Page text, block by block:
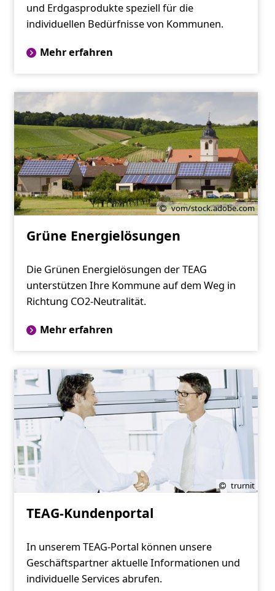
und Erdgasprodukte speziell für die
individuellen Bedürfnisse von Kommunen.
Mehr erfahren
vom/stock.adobe.com
Grüne Energielösungen
Die Grünen Energielösungen der TEAG
unterstützen Ihre Kommune auf dem Weg in
Richtung CO2-Neutralität.
Mehr erfahren
trurnit
TEAG-Kundenportal
In unserem TEAG-Portal können unsere
Geschäftspartner aktuelle Informationen und
individuelle Services abrufen.